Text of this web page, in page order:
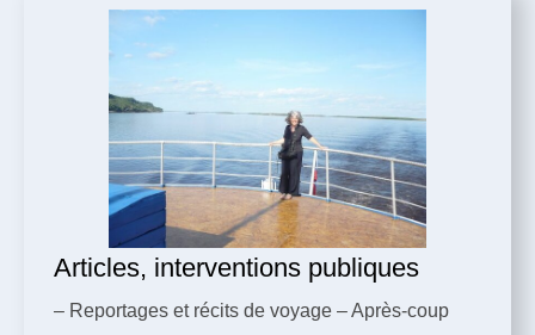
Articles, interventions publiques
– Reportages et récits de voyage – Après-coup